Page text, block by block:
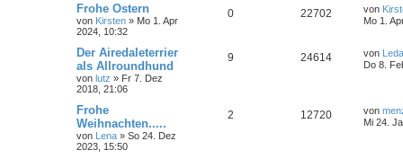
Frohe Ostern
von Kirsten » Mo 1. Apr
2024, 10:32
0 22702 von
Mo 1.
Der Airedaleterrier
als Allroundhund
von lutz » Fr 7. Dez
2018, 21:06
9 24614 von
Do 8.
Frohe
Weihnachten.....
von Lena » So 24. Dez
2023, 15:50
2 12720 von
Mi 24.